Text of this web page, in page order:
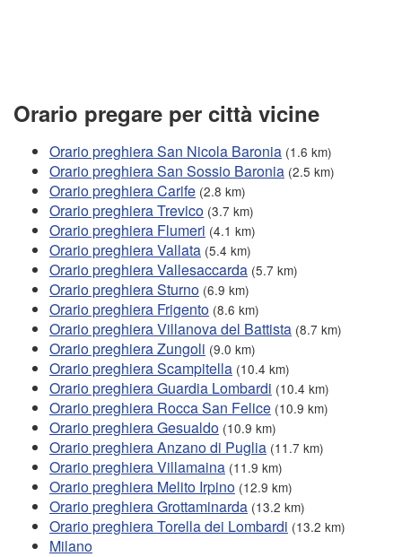
Orario pregare per città vicine
Orario preghiera San Nicola Baronia (1.6 km)
Orario preghiera San Sossio Baronia (2.5 km)
Orario preghiera Carife (2.8 km)
Orario preghiera Trevico (3.7 km)
Orario preghiera Flumeri (4.1 km)
Orario preghiera Vallata (5.4 km)
Orario preghiera Vallesaccarda (5.7 km)
Orario preghiera Sturno (6.9 km)
Orario preghiera Frigento (8.6 km)
Orario preghiera Villanova del Battista (8.7 km)
Orario preghiera Zungoli (9.0 km)
Orario preghiera Scampitella (10.4 km)
Orario preghiera Guardia Lombardi (10.4 km)
Orario preghiera Rocca San Felice (10.9 km)
Orario preghiera Gesualdo (10.9 km)
Orario preghiera Anzano di Puglia (11.7 km)
Orario preghiera Villamaina (11.9 km)
Orario preghiera Melito Irpino (12.9 km)
Orario preghiera Grottaminarda (13.2 km)
Orario preghiera Torella dei Lombardi (13.2 km)
Milano